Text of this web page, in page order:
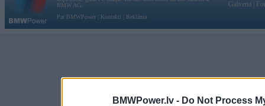
BMWPower.lv - Do Not Process
BMW AG.
Par BMWPower
Kontakti Reklāma
Galvena